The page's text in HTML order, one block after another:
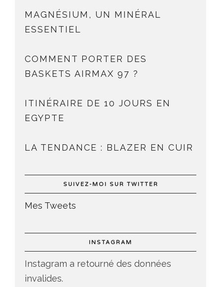
MAGNÉSIUM, UN MINÉRAL
ESSENTIEL
COMMENT PORTER DES
BASKETS AIRMAX 97 ?
ITINÉRAIRE DE 10 JOURS EN
EGYPTE
LA TENDANCE : BLAZER EN CUIR
SUIVEZ-MOI SUR TWITTER
Mes Tweets
INSTAGRAM
Instagram a retourné des données
invalides.